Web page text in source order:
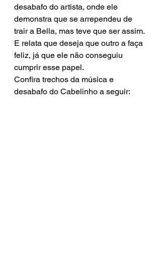
desabafo do artista, onde ele
demonstra que se arrependeu de
trair a Bella, mas teve que ser assim.
E relata que deseja que outro a faça
feliz, já que ele não conseguiu
cumprir esse papel.
Confira trechos da música e
desabafo do Cabelinho a seguir: